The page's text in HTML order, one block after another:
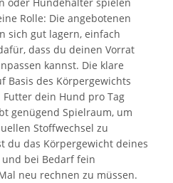
Rolle: Die angebotenen
sich gut lagern, einfach
dass du deinen Vorrat
kannst. Die klare
Basis des Körpergewichts
dein Hund pro Tag
genügend Spielraum, um
Stoffwechsel zu
du das Körpergewicht deines
bei Bedarf fein
neu rechnen zu müssen.